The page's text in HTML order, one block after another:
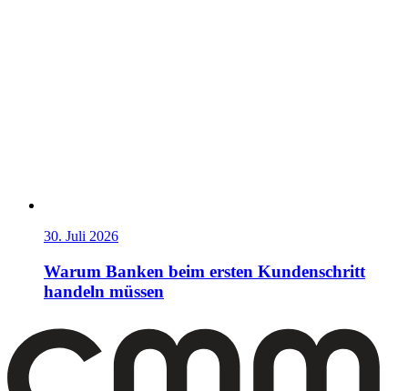
30. Juli 2026
Warum Banken beim ersten Kundenschritt
handeln müssen